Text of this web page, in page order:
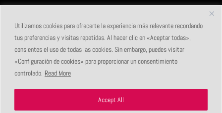
Utilizamos cookies para ofrecerte la experiencia más relevante recordando
tus preferencias y visitas repetidas. Al hacer clic en «Aceptar todas»,
consientes el uso de todas las cookies. Sin embargo, puedes visitar
«Configuración de cookies» para proporcionar un consentimiento
controlado. Read More
Accept All